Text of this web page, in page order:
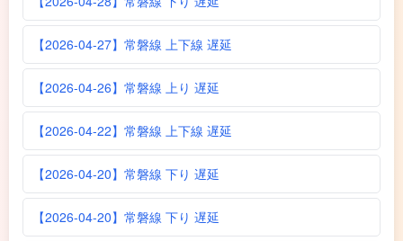
【2026-04-27】常磐線 上下線 遅延
【2026-04-26】常磐線 上り 遅延
【2026-04-22】常磐線 上下線 遅延
【2026-04-20】常磐線 下り 遅延
【2026-04-20】常磐線 下り 遅延